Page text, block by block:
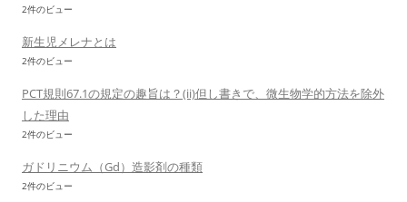
2件のビュー
新生児メレナとは
2件のビュー
PCT規則67.1の規定の趣旨は？(ii)但し書きで、微生物学的方法を除外
した理由
2件のビュー
ガドリニウム（Gd）造影剤の種類
2件のビュー